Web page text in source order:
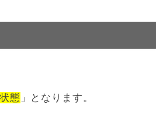
態 」となります。